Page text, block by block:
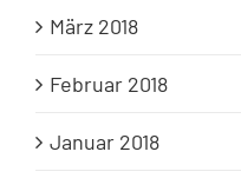
März 2018
Februar 2018
Januar 2018